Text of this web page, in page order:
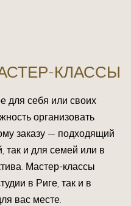
КЛАССЫ
для себя или своих
организовать
заказу — подходящий
так и для семей или в
Мастер-классы
в Риге, так и в
вас месте.